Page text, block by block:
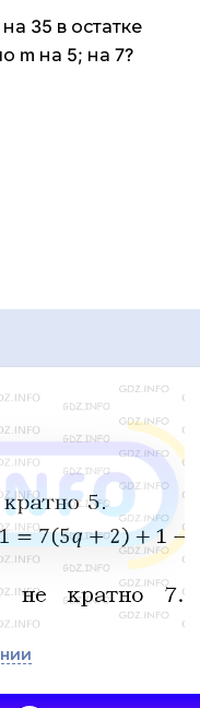
35 в остатке
m на 5; на 7?